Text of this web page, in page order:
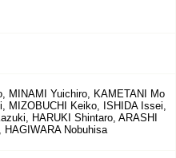
MINAMI Yuichiro, KAMETANI Mo
MIZOBUCHI Keiko, ISHIDA Issei,
HARUKI Shintaro, ARASHI
HAGIWARA Nobuhisa